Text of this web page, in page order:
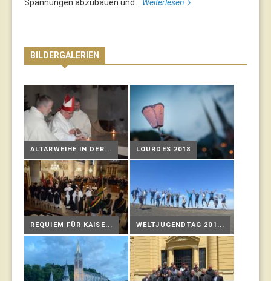
Spannungen abzubauen und... Weiterlesen
BILDERGALERIEN
ALTARWEIHE IN DER... LOURDES 2018
REQUIEM FÜR KAISE... WELTJUGENDTAG 201...